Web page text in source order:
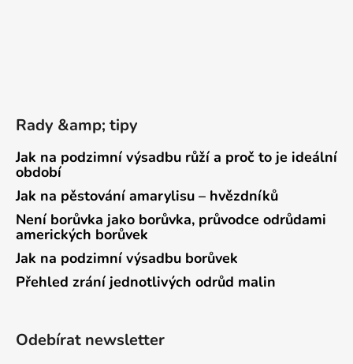
Rady &amp; tipy
Jak na podzimní výsadbu růží a proč to je ideální
období
Jak na pěstování amarylisu – hvězdníků
Není borůvka jako borůvka, průvodce odrůdami
amerických borůvek
Jak na podzimní výsadbu borůvek
Přehled zrání jednotlivých odrůd malin
Odebírat newsletter